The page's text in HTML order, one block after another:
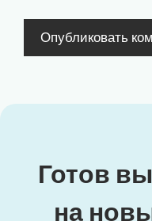
Готов
на